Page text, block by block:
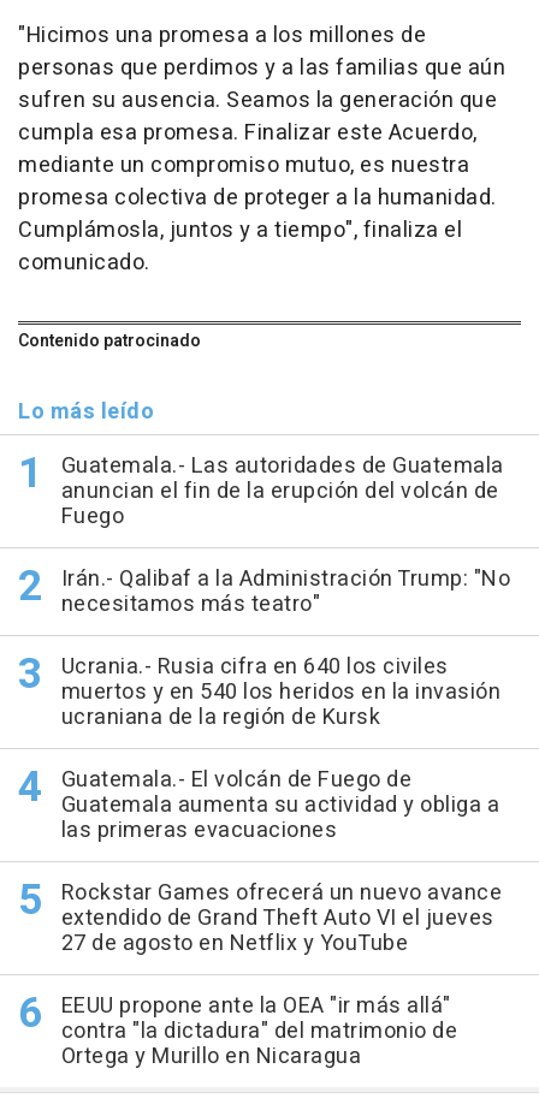
"Hicimos una promesa a los millones de
personas que perdimos y a las familias que aún
sufren su ausencia. Seamos la generación que
cumpla esa promesa. Finalizar este Acuerdo,
mediante un compromiso mutuo, es nuestra
promesa colectiva de proteger a la humanidad.
Cumplámosla, juntos y a tiempo", finaliza el
comunicado.
Contenido patrocinado
Lo más leído
Guatemala.- Las autoridades de Guatemala
anuncian el fin de la erupción del volcán de
Fuego
Irán.- Qalibaf a la Administración Trump: "No
necesitamos más teatro"
Ucrania.- Rusia cifra en 640 los civiles
muertos y en 540 los heridos en la invasión
ucraniana de la región de Kursk
Guatemala.- El volcán de Fuego de
Guatemala aumenta su actividad y obliga a
las primeras evacuaciones
Rockstar Games ofrecerá un nuevo avance
extendido de Grand Theft Auto VI el jueves
27 de agosto en Netflix y YouTube
EEUU propone ante la OEA "ir más allá"
contra "la dictadura" del matrimonio de
Ortega y Murillo en Nicaragua